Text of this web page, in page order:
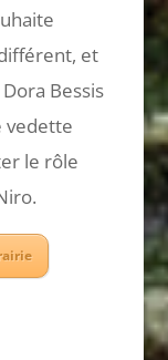
et
Bessis
vedette
le rôle